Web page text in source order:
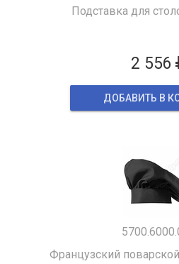
Подставка для
2 556
ДОБАВИТЬ В
Французский